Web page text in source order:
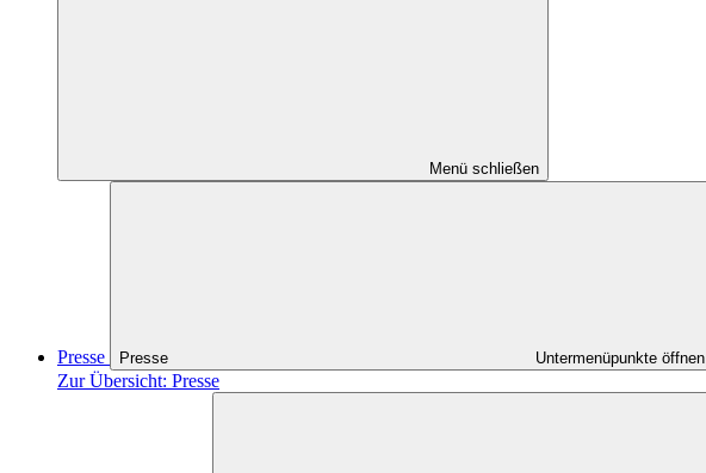
Menü schließen
Presse Presse Untermenüpunkte öffnen
Zur Übersicht: Presse